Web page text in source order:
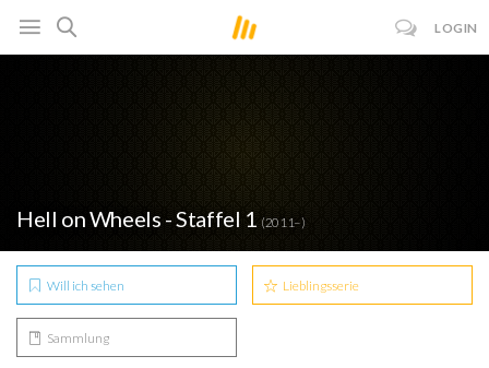
LOGIN
Hell on Wheels - Staffel 1 (2011– )
Will ich sehen Lieblingsserie
Sammlung